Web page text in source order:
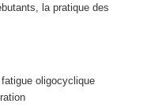
la pratique des
oligocyclique